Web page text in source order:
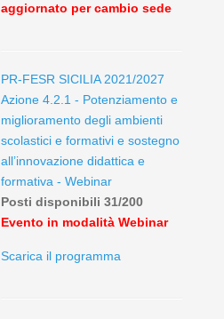
aggiornato per cambio sede
PR-FESR SICILIA 2021/2027
Azione 4.2.1 - Potenziamento e
miglioramento degli ambienti
scolastici e formativi e sostegno
all’innovazione didattica e
formativa - Webinar
Posti disponibili 31/200
Evento in modalità Webinar
Scarica il programma